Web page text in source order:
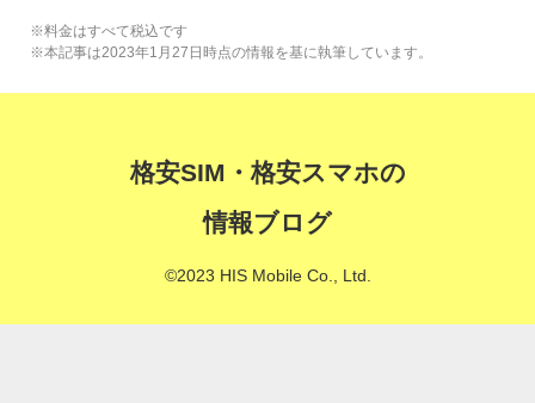
※料金はすべて税込です
※本記事は2023年1月27日時点の情報を基に執筆しています。
格安SIM・格安スマホの
情報ブログ
©2023 HIS Mobile Co., Ltd.